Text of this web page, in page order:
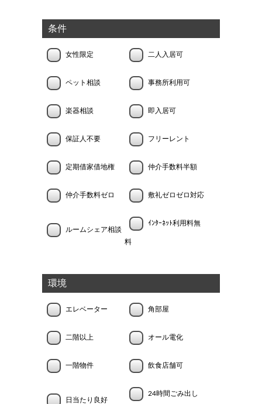
条件
女性限定 二人入居可
ペット相談 事務所利用可
楽器相談 即入居可
保証人不要 フリーレント
定期借家借地権 仲介手数料半額
仲介手数料ゼロ 敷礼ゼロゼロ対応
ルームシェア相談
ｲﾝﾀｰﾈｯﾄ利用料無
料
環境
エレベーター 角部屋
二階以上 オール電化
一階物件 飲食店舗可
日当たり良好
24時間ごみ出し